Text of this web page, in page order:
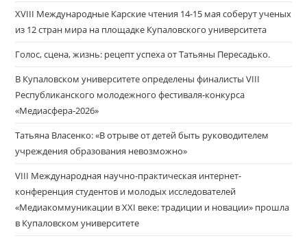
XVIII Международные Карские чтения 14-15 мая соберут ученых
из 12 стран мира на площадке Купаловского университета
Голос, сцена, жизнь: рецепт успеха от Татьяны Пересадько.
В Купаловском университете определены финалисты VIII
Республиканского молодежного фестиваля-конкурса
«Медиасфера-2026»
Татьяна Власенко: «В отрыве от детей быть руководителем
учреждения образования невозможно»
VIII Международная научно-практическая интернет-
конференция студентов и молодых исследователей
«Медиакоммуникации в XXI веке: традиции и новации» прошла
в Купаловском университете